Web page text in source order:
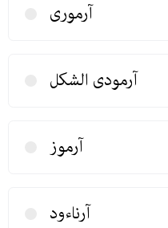
آرموری
آرمودی الشكل
آرموز
آرناءود